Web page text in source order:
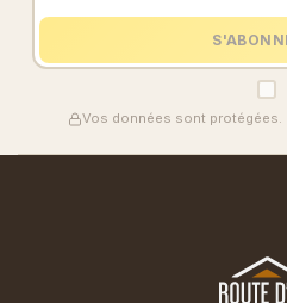
Vos données sont protégées.